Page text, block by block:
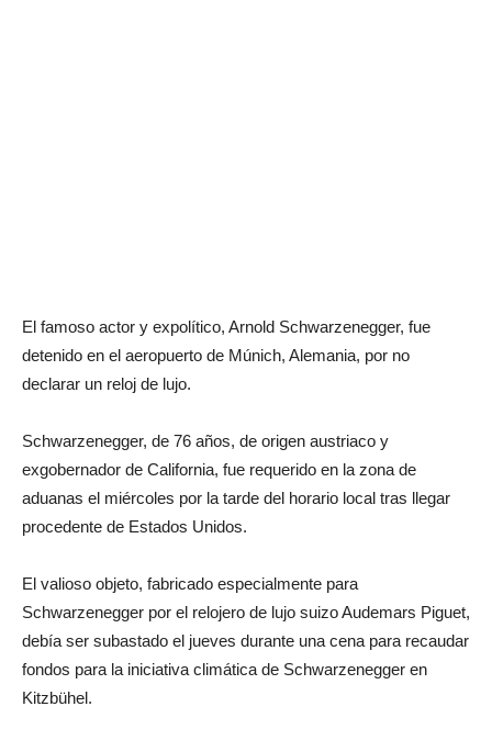
El famoso actor y expolítico, Arnold Schwarzenegger, fue
detenido en el aeropuerto de Múnich, Alemania, por no
declarar un reloj de lujo.
Schwarzenegger, de 76 años, de origen austriaco y
exgobernador de California, fue requerido en la zona de
aduanas el miércoles por la tarde del horario local tras llegar
procedente de Estados Unidos.
El valioso objeto, fabricado especialmente para
Schwarzenegger por el relojero de lujo suizo Audemars Piguet,
debía ser subastado el jueves durante una cena para recaudar
fondos para la iniciativa climática de Schwarzenegger en
Kitzbühel.